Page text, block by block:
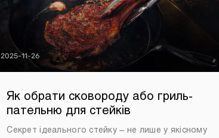
2025-11-26
Як обрати сковороду або гриль-
пательню для стейків
Секрет ідеального стейку – не лише у якісному